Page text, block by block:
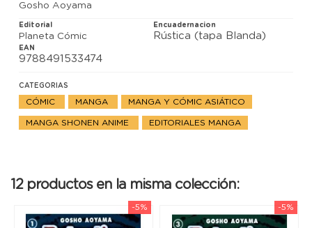
Gosho Aoyama
Editorial
Planeta Cómic
Encuadernacion
Rústica (tapa Blanda)
EAN
9788491533474
CATEGORIAS
CÓMIC MANGA MANGA Y CÓMIC ASIÁTICO
MANGA SHONEN ANIME EDITORIALES MANGA
12 productos en la misma colección:
-5% -5%